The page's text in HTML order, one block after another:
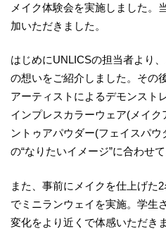
メイク体験会を実施しました。
加いただきました。
はじめにUNLICSの担当者より
の想いをご紹介しました。その
アーティストによるデモンスト
インプレスカラーウェア(メイ
ントゥアパウダー(フェイスパ
の“なりたいイメージ”に合わせ
また、事前にメイクを仕上げた
でミニランウェイを実施。学生
変化をより近くで体感いただき